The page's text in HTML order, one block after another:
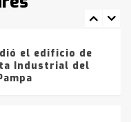
drogas en la
el edificio de
Industrial del